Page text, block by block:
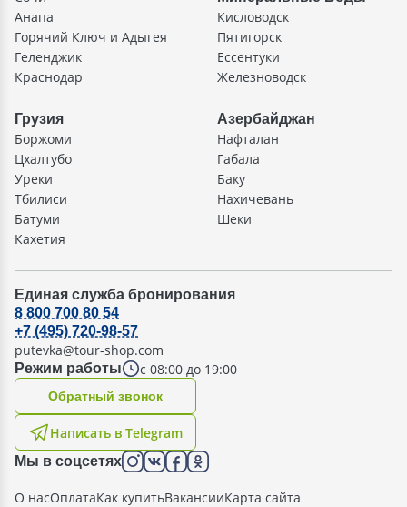
Анапа
Горячий Ключ и Адыгея
Геленджик
Краснодар
Кисловодск
Пятигорск
Ессентуки
Железноводск
Грузия
Боржоми
Цхалтубо
Уреки
Тбилиси
Батуми
Кахетия
Азербайджан
Нафталан
Габала
Баку
Нахичевань
Шеки
Единая служба бронирования
Режим работы с 08:00 до 19:00
8 800 700 80 54
+7 (495) 720-98-57
putevka@tour-shop.com
Написать в Telegram
Oбратный звонок
Мы в соцсетях
О насОплатаКак купитьВакансииКарта сайта